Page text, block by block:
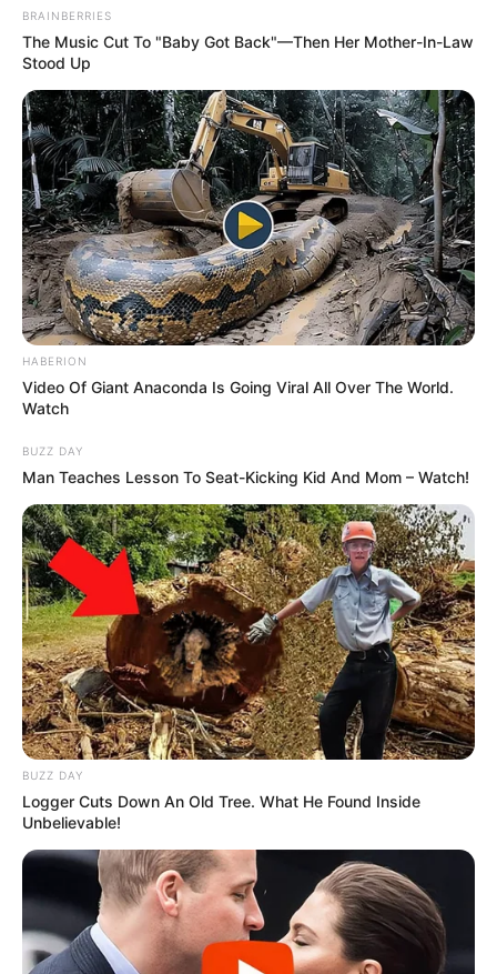
BRAINBERRIES
The Music Cut To "Baby Got Back"—Then Her Mother-In-Law
Stood Up
HABERION
Video Of Giant Anaconda Is Going Viral All Over The World.
Watch
BUZZ DAY
Man Teaches Lesson To Seat-Kicking Kid And Mom – Watch!
BUZZ DAY
Logger Cuts Down An Old Tree. What He Found Inside
Unbelievable!